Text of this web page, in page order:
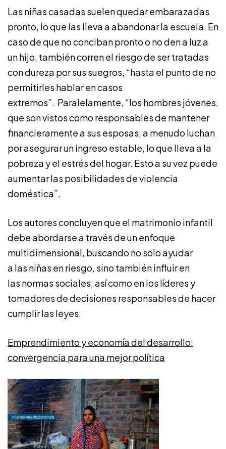
Las niñas casadas suelen quedar embarazadas
pronto, lo que las lleva a abandonar la escuela. En
caso de que no conciban pronto o no den a luz a
un hijo, también corren el riesgo de ser tratadas
con dureza por sus suegros, “hasta el punto de no
permitirles hablar en casos
extremos”. Paralelamente, “los hombres jóvenes,
que son vistos como responsables de mantener
financieramente a sus esposas, a menudo luchan
por asegurar un ingreso estable, lo que lleva a la
pobreza y el estrés del hogar. Esto a su vez puede
aumentar las posibilidades de violencia
doméstica”.
Los autores concluyen que el matrimonio infantil
debe abordarse a través de un enfoque
multidimensional, buscando no solo ayudar
a las niñas en riesgo, sino también influir en
las normas sociales, así como en los líderes y
tomadores de decisiones responsables de hacer
cumplir las leyes.
Emprendimiento y economía del desarrollo:
convergencia para una mejor política